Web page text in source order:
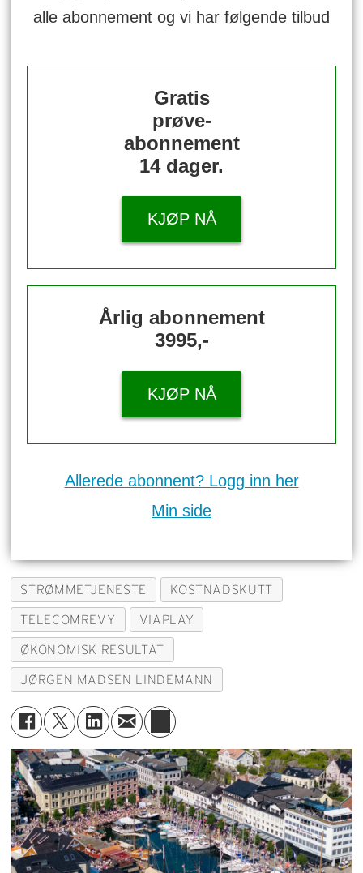
alle abonnement og vi har følgende tilbud
Gratis
prøve-
abonnement
14 dager.
KJØP NÅ
Årlig abonnement
3995,-
KJØP NÅ
Allerede abonnent? Logg inn her
Min side
STRØMMETJENESTE KOSTNADSKUTT
TELECOMREVY VIAPLAY
ØKONOMISK RESULTAT
JØRGEN MADSEN LINDEMANN